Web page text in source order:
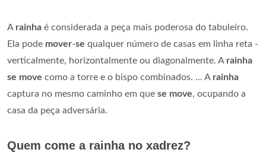
A rainha é considerada a peça mais poderosa do tabuleiro.
Ela pode mover-se qualquer número de casas em linha reta -
verticalmente, horizontalmente ou diagonalmente. A rainha
se move como a torre e o bispo combinados. ... A rainha
captura no mesmo caminho em que se move, ocupando a
casa da peça adversária.
Quem come a rainha no xadrez?